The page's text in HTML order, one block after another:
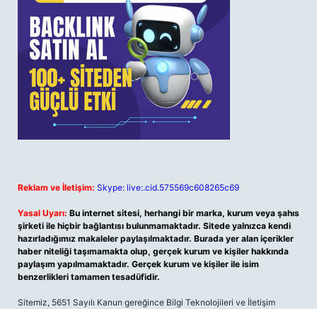
Reklam ve İletişim: Skype: live:.cid.575569c608265c69
Yasal Uyarı: Bu internet sitesi, herhangi bir marka, kurum veya şahıs
şirketi ile hiçbir bağlantısı bulunmamaktadır. Sitede yalnızca kendi
hazırladığımız makaleler paylaşılmaktadır. Burada yer alan içerikler
haber niteliği taşımamakta olup, gerçek kurum ve kişiler hakkında
paylaşım yapılmamaktadır. Gerçek kurum ve kişiler ile isim
benzerlikleri tamamen tesadüfidir.
Sitemiz, 5651 Sayılı Kanun gereğince Bilgi Teknolojileri ve İletişim